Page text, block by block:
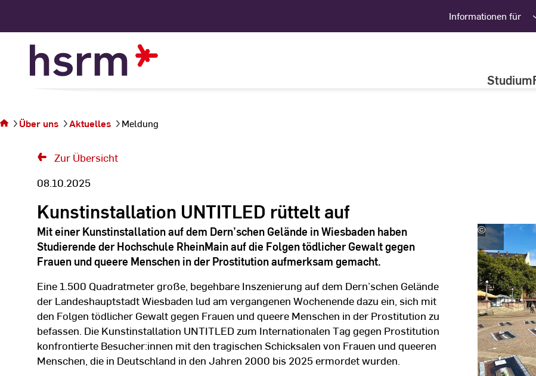
Informationen für
Studium
sich aufÜber uns Aktuelles Meldung
Zur Übersicht
08.10.2025
Kunstinstallation UNTITLED rüttelt auf
©
Rüdiger
Pichler
|
Hochschule
RheinMain
Mit einer Kunstinstallation auf dem Dern’schen Gelände in Wiesbaden haben
Studierende der Hochschule RheinMain auf die Folgen tödlicher Gewalt gegen
Frauen und queere Menschen in der Prostitution aufmerksam gemacht.
Eine 1.500 Quadratmeter große, begehbare Inszenierung auf dem Dern’schen Gelände
der Landeshauptstadt Wiesbaden lud am vergangenen Wochenende dazu ein, sich mit
den Folgen tödlicher Gewalt gegen Frauen und queere Menschen in der Prostitution zu
befassen. Die Kunstinstallation UNTITLED zum Internationalen Tag gegen Prostitution
konfrontierte Besucher:innen mit den tragischen Schicksalen von Frauen und queeren
Menschen, die in Deutschland in den Jahren 2000 bis 2025 ermordet wurden.